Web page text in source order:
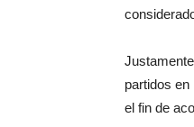
partidos
el fin de